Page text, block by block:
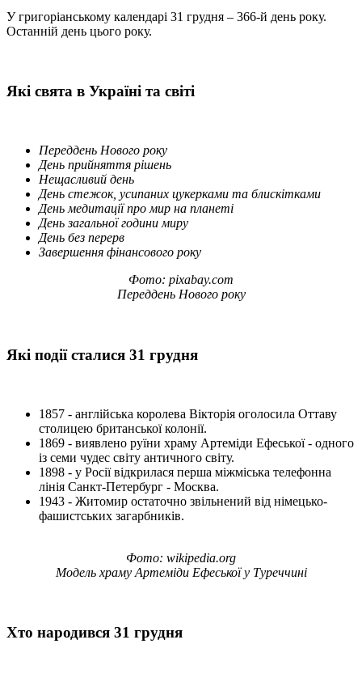
У григоріанському календарі 31 грудня – 366-й день року.
Останній день цього року.
Які свята в Україні та світі
Переддень Нового року
День прийняття рішень
Нещасливий день
День стежок, усипаних цукерками та блискітками
День медитації про мир на планеті
День загальної години миру
День без перерв
Завершення фінансового року
Фото: pixabay.com
Переддень Нового року
Які події сталися 31 грудня
1857 - англійська королева Вікторія оголосила Оттаву
столицею британської колонії.
1869 - виявлено руїни храму Артеміди Ефеської - одного
із семи чудес світу античного світу.
1898 - у Росії відкрилася перша міжміська телефонна
лінія Санкт-Петербург - Москва.
1943 - Житомир остаточно звільнений від німецько-
фашистських загарбників.
Фото: wikipedia.org
Модель храму Артеміди Ефеської у Туреччині
Хто народився 31 грудня